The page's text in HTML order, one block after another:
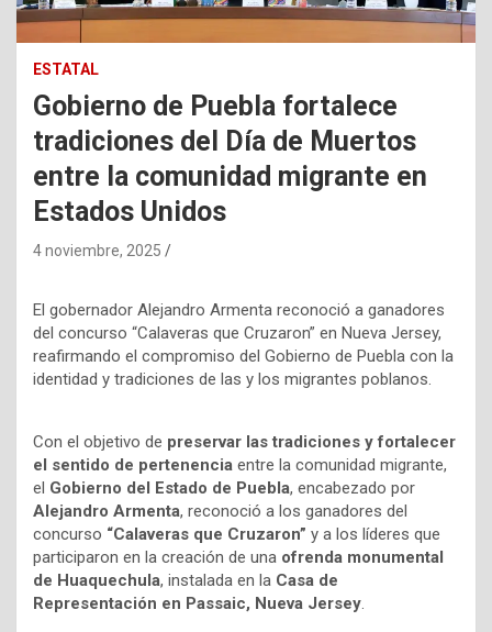
ESTATAL
Gobierno de Puebla fortalece
tradiciones del Día de Muertos
entre la comunidad migrante en
Estados Unidos
4 noviembre, 2025
El gobernador Alejandro Armenta reconoció a ganadores
del concurso “Calaveras que Cruzaron” en Nueva Jersey,
reafirmando el compromiso del Gobierno de Puebla con la
identidad y tradiciones de las y los migrantes poblanos.
Con el objetivo de preservar las tradiciones y fortalecer
el sentido de pertenencia entre la comunidad migrante,
el Gobierno del Estado de Puebla, encabezado por
Alejandro Armenta, reconoció a los ganadores del
concurso “Calaveras que Cruzaron” y a los líderes que
participaron en la creación de una ofrenda monumental
de Huaquechula, instalada en la Casa de
Representación en Passaic, Nueva Jersey.